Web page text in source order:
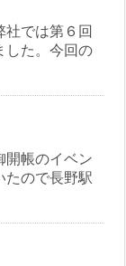
社では第６回
した。今回の
開帳のイベン
たので長野駅